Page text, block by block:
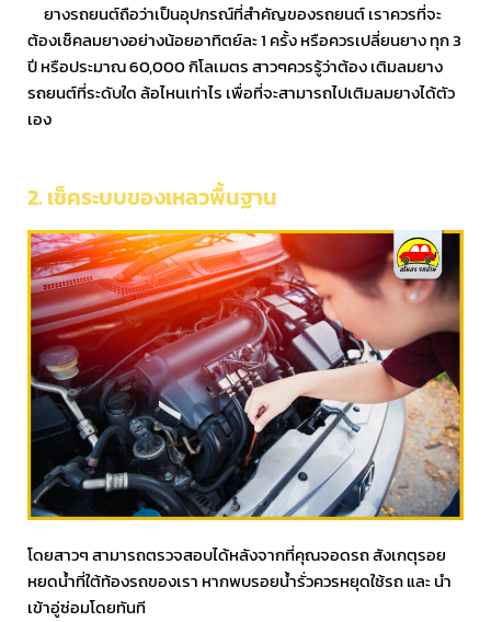
ยางรถยนต์ถือว่าเป็นอุปกรณ์ที่สำคัญของรถยนต์ เราควรที่จะ
ต้องเช็คลมยางอย่างน้อยอาทิตย์ละ 1 ครั้ง หรือควรเปลี่ยนยาง ทุก 3
ปี หรือประมาณ 60,000 กิโลเมตร สาวๆควรรู้ว่าต้อง เติมลมยาง
รถยนต์ที่ระดับใด ล้อไหนเท่าไร เพื่อที่จะสามารถไปเติมลมยางได้ตัว
เอง
2. เช็คระบบของเหลวพื้นฐาน
โดยสาวๆ สามารถตรวจสอบได้หลังจากที่คุณจอดรถ สังเกตุรอย
หยดน้ำที่ใต้ท้องรถของเรา หากพบรอยน้ำรั่วควรหยุดใช้รถ และ นำ
เข้าอู่ซ่อมโดยทันที